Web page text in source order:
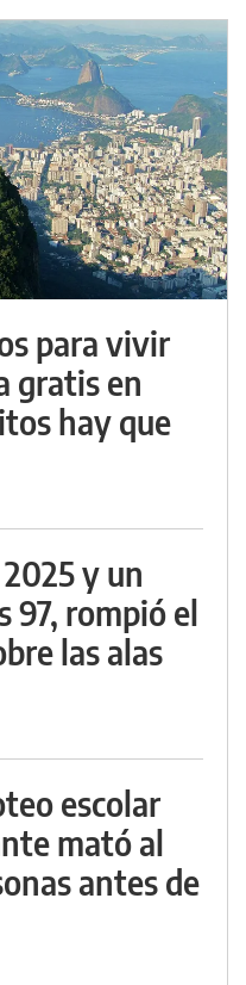
para vivir
gratis en
hay que
y un
97, rompió el
las alas
escolar
mató al
antes de